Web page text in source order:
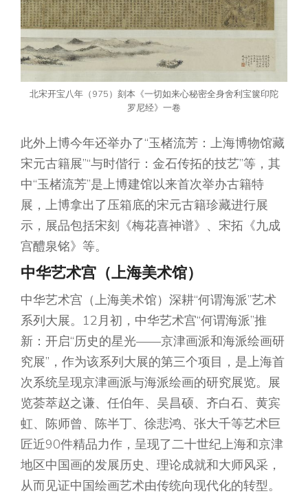
北宋开宝八年（975）刻本《一切如来心秘密全身舍利宝箧印陀
罗尼经》一卷
此外上博今年还举办了“玉楮流芳：上海博物馆藏
宋元古籍展”“与时偕行：金石传拓的技艺”等，其
中“玉楮流芳”是上博建馆以来首次举办古籍特
展，上博拿出了压箱底的宋元古籍珍藏进行展
示，展品包括宋刻《梅花喜神谱》、宋拓《九成
宫醴泉铭》等。
中华艺术宫（上海美术馆）
中华艺术宫（上海美术馆）深耕“何谓海派”艺术
系列大展。12月初，中华艺术宫“何谓海派”推
新：开启“历史的星光——京津画派和海派绘画研
究展”，作为该系列大展的第三个项目，是上海首
次系统呈现京津画派与海派绘画的研究展览。展
览荟萃赵之谦、任伯年、吴昌硕、齐白石、黄宾
虹、陈师曾、陈半丁、徐悲鸿、张大千等艺术巨
匠近90件精品力作，呈现了二十世纪上海和京津
地区中国画的发展历史、理论成就和大师风采，
从而见证中国绘画艺术由传统向现代化的转型。